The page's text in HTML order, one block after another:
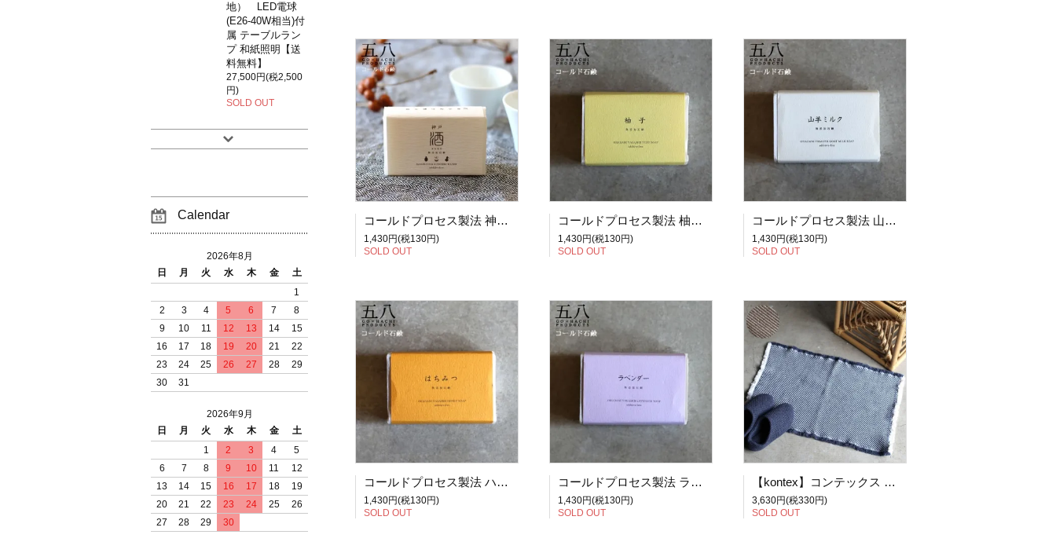
コールドプロセス製法 神戸 酒石鹸 無添加石鹸 5X8PRODUCTS 五八プロダクツ
1,430円(税130円)
SOLD OUT
コールドプロセス製法 柚子石鹸 無添加石鹸 5X8PRODUCTS 五八プロダクツ
1,430円(税130円)
SOLD OUT
コールドプロセス製法 山羊ミルク石鹸 無添加石鹸 5X8PRODUCTS 五八プロダクツ
1,430円(税130円)
SOLD OUT
コールドプロセス製法 ハチミツ石鹸 無添加石鹸 5X8PRODUCTS 五八プロダクツ
1,430円(税130円)
SOLD OUT
コールドプロセス製法 ラベンダー石鹸 無添加石鹸 5X8PRODUCTS 五八プロダクツ
1,430円(税130円)
SOLD OUT
【kontex】コンテックス 今治タオル SURF サーフ マットM ネイビー/ブラウン
3,630円(税330円)
SOLD OUT
地） LED電球
(E26-40W相当)付
属 テーブルラン
プ 和紙照明【送
料無料】
27,500円(税2,500
円)
SOLD OUT
Calendar
2026年8月
日
月 火 水 木 金
土
1
2
3 4 5 6 7
8
9
10 11 12 13 14
15
16
17 18 19 20 21
22
23
24 25 26 27 28
29
30
31
2026年9月
日
月 火 水 木 金
土
1
2 3 4
5
6
7 8 9 10 11
12
13
14 15 16 17 18
19
20
21 22 23 24 25
26
27
28 29 30